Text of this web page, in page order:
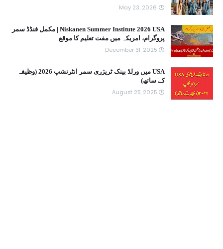
May 23, 2026
Niskanen Summer Institute 2026 USA | مکمل فنڈڈ سمر
پروگرام، امریکہ میں مفت تعلیم کا موقع
December 31, 2025
USA میں ورلڈ بینک ٹریژری سمر انٹرنشپ 2026 (وظیفہ
کے ساتھ)
August 25, 2025